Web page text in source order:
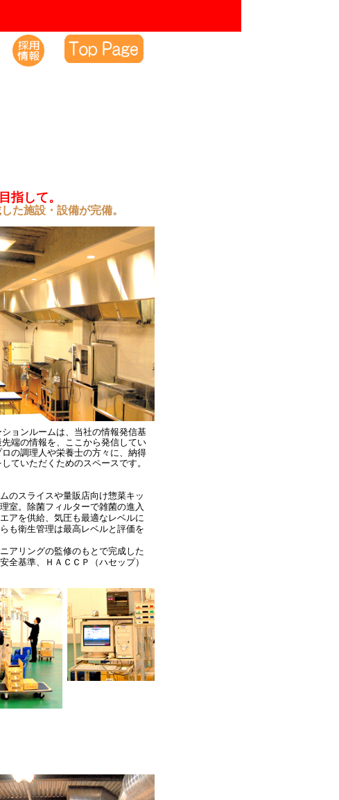
た施設・設備が完備。
指して。
ョンルームは、当社の情報発信基
端の情報を、ここから発信してい
の調理人や栄養士の方々に、納得
ていただくためのスペースです。
量販店向け惣菜キッ
室。除菌フィルターで雑菌の進入
アを供給、気圧も最適なレベルに
も衛生管理は最高レベルと評価を
アリングの監修のもとで完成した
全基準、ＨＡＣＣＰ（ハセップ）